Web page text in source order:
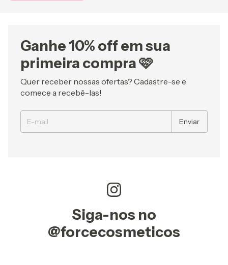
Ganhe 10% off em sua
primeira compra 🩷
Quer receber nossas ofertas? Cadastre-se e
comece a recebê-las!
Siga-nos no
@forcecosmeticos